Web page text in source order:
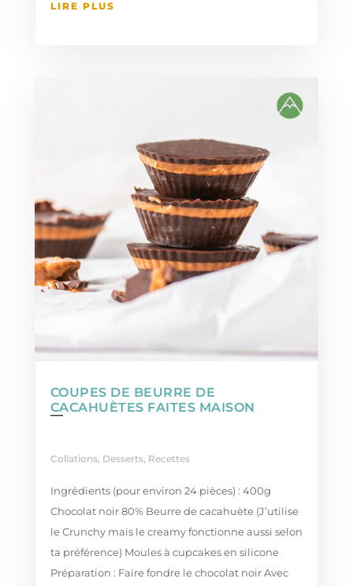
LIRE PLUS
COUPES DE BEURRE DE
CACAHUÈTES FAITES MAISON
Collations, Desserts, Recettes
Ingrédients (pour environ 24 pièces) : 400g
Chocolat noir 80% Beurre de cacahuète (J’utilise
le Crunchy mais le creamy fonctionne aussi selon
ta préférence) Moules à cupcakes en silicone
Préparation : Faire fondre le chocolat noir Avec